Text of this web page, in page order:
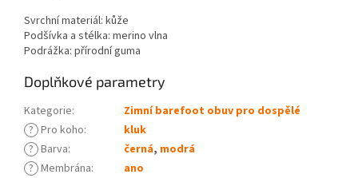
Svrchní materiál: kůže
Podšívka a stélka: merino vlna
Podrážka: přírodní guma
Doplňkové parametry
Kategorie:
Zimní barefoot obuv pro dospělé
? Pro koho:
kluk
? Barva: černá, modrá
? Membrána:
ano